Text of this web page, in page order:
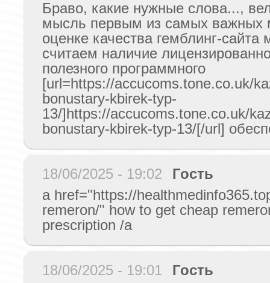
Браво, какие нужные слова...,
мысль первым из самых важных
оценке качества гемблинг-сайта
считаем наличие
полезного программного
[url=https://accucoms.tone.co.uk/
bonustary-kbirek-typ-
13/]https://accucoms.tone.co.uk/
bonustary-kbirek-typ-13/[/url]
18/06/2025 - 19:02
Гость
a href="https://
remeron/" how to get cheap
prescription /a
18/06/2025 - 19:01
Гость